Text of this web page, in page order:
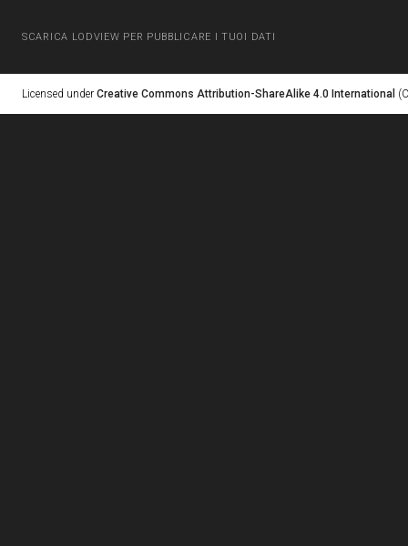
SCARICA LODVIEW PER PUBBLICARE I TUOI DATI
Licensed under Creative Commons Attribution-ShareAlike 4.0 International